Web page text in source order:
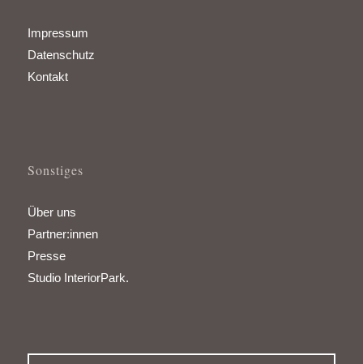
Impressum
Datenschutz
Kontakt
Sonstiges
Über uns
Partner:innen
Presse
Studio InteriorPark.